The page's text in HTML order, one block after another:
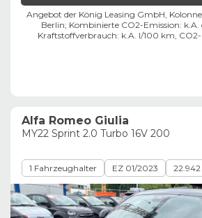
Angebot der König Leasing GmbH,
Berlin; Kombinierte CO2-Emission:
Kraftstoffverbrauch: k.A. l/100 km, CO2-
Alfa Romeo Giulia
MY22 Sprint 2.0 Turbo 16V 200
1 Fahrzeughalter EZ 01/2023